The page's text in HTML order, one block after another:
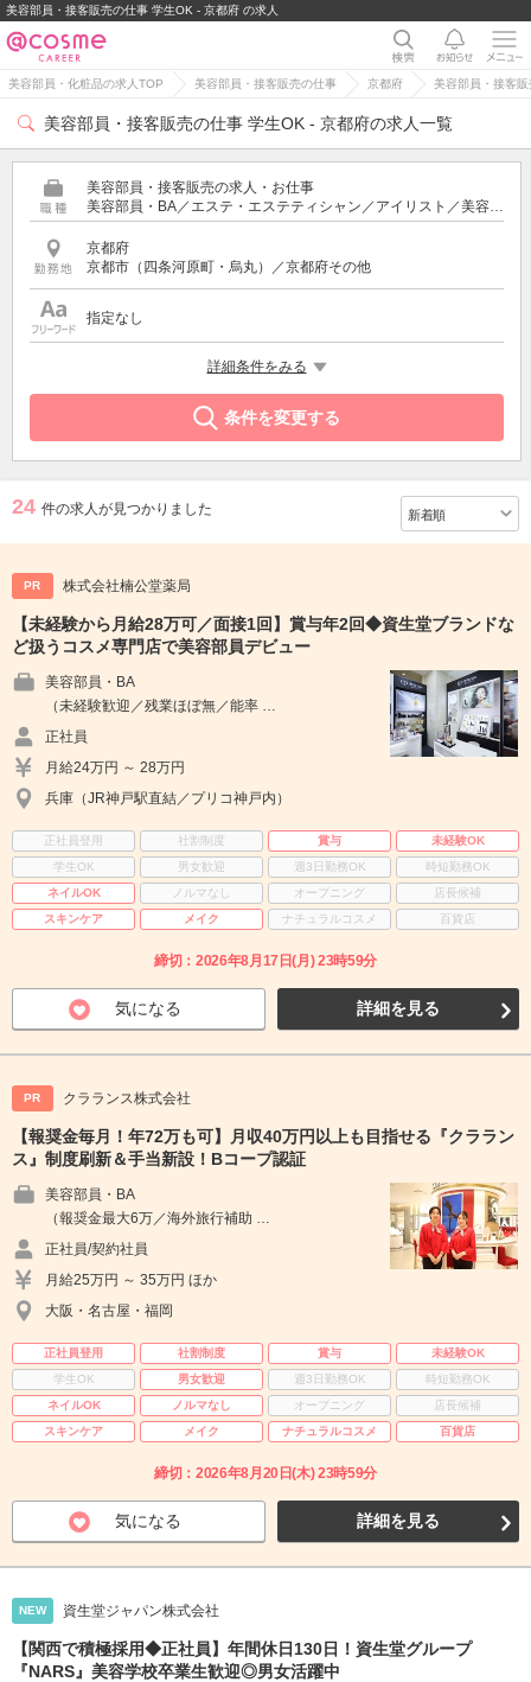
美容部員・接客販売の仕事 学生OK - 京都府 の求人
美容部員・化粧品の求人TOP 美容部員・接客販売の仕事 京都府 美容部員・接客
美容部員・接客販売の仕事 学生OK - 京都府の求人一覧
美容部員・接客販売の求人・お仕事
美容部員・BA／エステ・エステティシャン／アイリスト／美容師／受付・フロント
京都府
京都市（四条河原町・烏丸）／京都府その他
指定なし
詳細条件をみる
条件を変更する
24 件の求人が見つかりました
PR 株式会社楠公堂薬局
【未経験から月給28万可／面接1回】賞与年2回◆資生堂ブランドな
ど扱うコスメ専門店で美容部員デビュー
美容部員・BA
（未経験歓迎／残業ほぼ無／能率 …
正社員
月給24万円 ～ 28万円
兵庫（JR神戸駅直結／プリコ神戸内）
正社員登用 社割制度 賞与
未経験OK
学生OK
男女歓迎 週3日勤務OK
時短勤務OK
ネイルOK
ノルマなし オープニング
店長候補
スキンケア
メイク ナチュラルコスメ 百貨店
締切：2026年8月17日(月) 23時59分
気になる 詳細を見る
PR クラランス株式会社
【報奨金毎月！年72万も可】月収40万円以上も目指せる『クララン
ス』制度刷新＆手当新設！Bコープ認証
美容部員・BA
（報奨金最大6万／海外旅行補助 …
正社員/契約社員
月給25万円 ～ 35万円 ほか
大阪・名古屋・福岡
正社員登用 社割制度 賞与
未経験OK
学生OK
男女歓迎 週3日勤務OK
時短勤務OK
ネイルOK
ノルマなし オープニング
店長候補
スキンケア
メイク ナチュラルコスメ 百貨店
締切：2026年8月20日(木) 23時59分
気になる 詳細を見る
NEW 資生堂ジャパン株式会社
【関西で積極採用◆正社員】年間休日130日！資生堂グループ
『NARS』美容学校卒業生歓迎◎男女活躍中